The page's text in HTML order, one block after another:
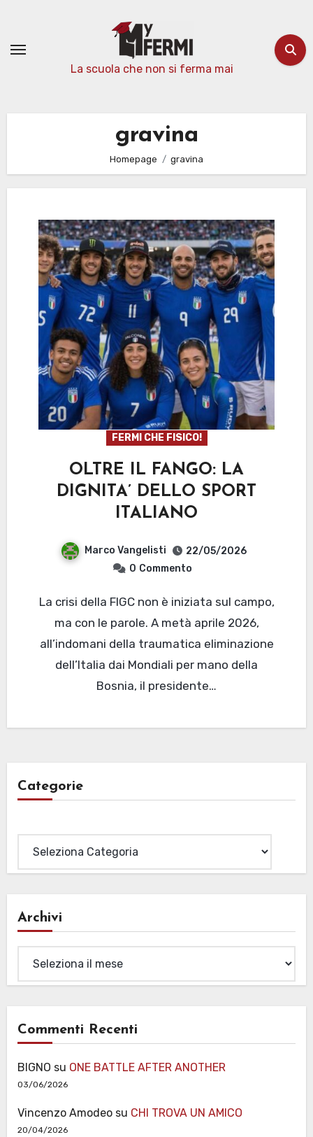
contenuto
La scuola che non si ferma mai
gravina
Homepage gravina
FERMI CHE FISICO!
OLTRE IL FANGO: LA
DIGNITA’ DELLO SPORT
ITALIANO
Marco Vangelisti
22/05/2026
0 Commento
La crisi della FIGC non è iniziata sul campo,
ma con le parole. A metà aprile 2026,
all’indomani della traumatica eliminazione
dell’Italia dai Mondiali per mano della
Bosnia, il presidente…
Categorie
Archivi
Commenti Recenti
BIGNO su ONE BATTLE AFTER ANOTHER
03/06/2026
Vincenzo Amodeosu CHI TROVA UN AMICO
20/04/2026